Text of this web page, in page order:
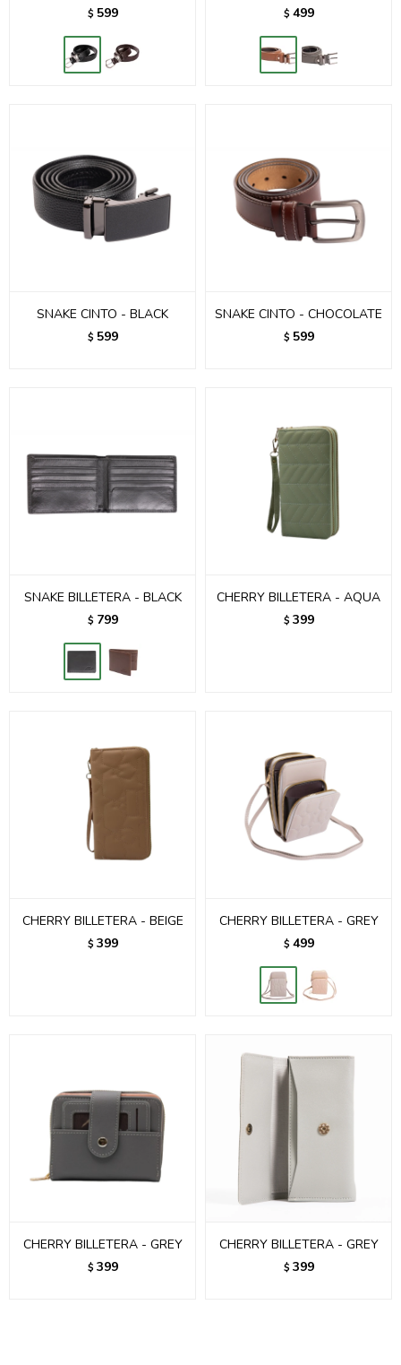
$ 599 $ 499
SNAKE CINTO - BLACK
$ 599
SNAKE CINTO - CHOCOLATE
$ 599
SNAKE BILLETERA - BLACK
$ 799
CHERRY BILLETERA - AQUA
$ 399
CHERRY BILLETERA - BEIGE
$ 399
CHERRY BILLETERA - GREY
$ 499
CHERRY BILLETERA - GREY
$ 399
CHERRY BILLETERA - GREY
$ 399